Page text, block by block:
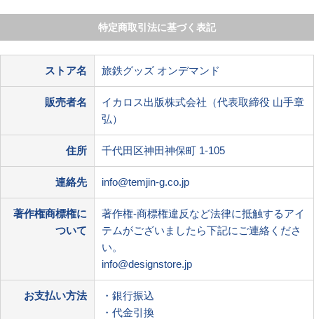
特定商取引法に基づく表記
ストア名 旅鉄グッズ オンデマンド
販売者名
イカロス出版株式会社（代表取締役 山手章
弘）
住所 千代田区神田神保町 1-105
連絡先 info@temjin-g.co.jp
著作権商標権に
ついて
著作権-商標権違反など法律に抵触するアイ
テムがございましたら下記にご連絡くださ
い。
info@designstore.jp
お支払い方法
・銀行振込
・代金引換